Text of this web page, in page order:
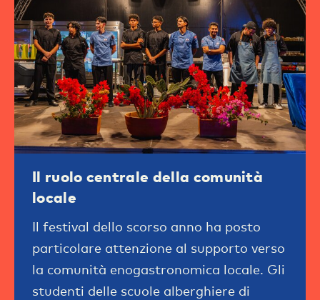
Il ruolo centrale della comunità
locale
Il festival dello scorso anno ha posto
particolare attenzione al supporto verso
la comunità enogastronomica locale. Gli
studenti delle scuole alberghiere di